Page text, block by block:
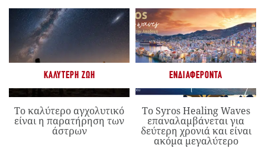
ΚΑΛΎΤΕΡΗ ΖΩΉ
Το καλύτερο αγχολυτικό
είναι η παρατήρηση των
άστρων
ΕΝΔΙΑΦΈΡΟΝΤΑ
Το Syros Healing Waves
επαναλαμβάνεται για
δεύτερη χρονιά και είναι
ακόμα μεγαλύτερο